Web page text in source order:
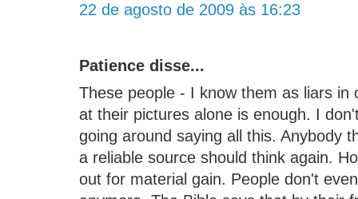
22 de agosto de 2009 às 16:23
Patience disse...
These people - I know them as liars in
at their pictures alone is enough. I
going around saying all this. Anybody
a reliable source should think again.
out for material gain. People don't